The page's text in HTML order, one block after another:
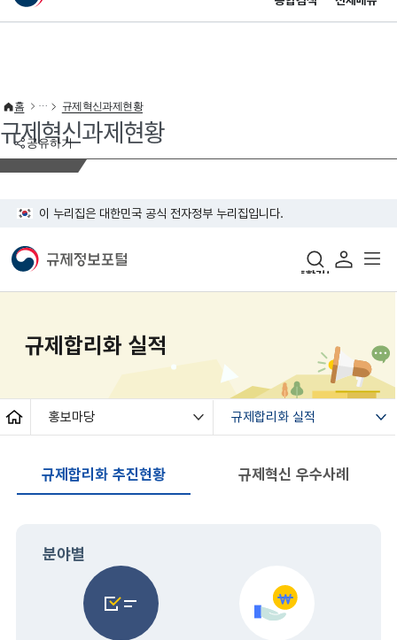
이 누리집은 대한민국 공식 전자정부 누리집입니다.
공유하기
홈 규제혁신과제현황
규제혁신과제현황